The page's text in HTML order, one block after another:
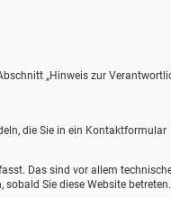
„Hinweis zur
die Sie in ein Kontaktformular
Das sind vor allem
Sie diese Website betreten.